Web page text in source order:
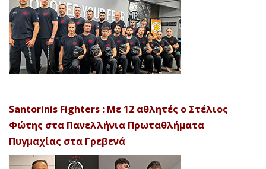
Santorinis Fighters : Με 12 αθλητές ο Στέλιος
Φώτης στα Πανελλήνια Πρωταθλήματα
Πυγμαχίας στα Γρεβενά